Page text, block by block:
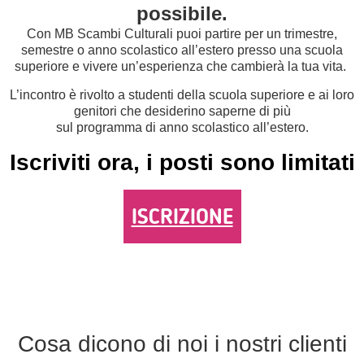
possibile.
Con MB Scambi Culturali puoi partire per un trimestre,
semestre o anno scolastico all’estero presso una scuola
superiore e vivere un’esperienza che cambierà la tua vita.
L’incontro è rivolto a studenti della scuola superiore e ai loro
genitori che desiderino saperne di più
sul programma di anno scolastico all’estero.
Iscriviti ora, i posti sono limitati
ISCRIZIONE
Cosa dicono di noi i nostri clienti